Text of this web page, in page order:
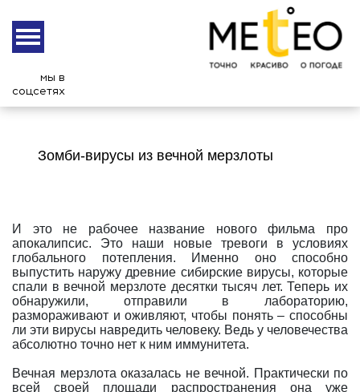
мы в
соцсетях
Зомби-вирусы из вечной мерзлоты
И это не рабочее название нового фильма про
апокалипсис. Это наши новые тревоги в условиях
глобального потепления. Именно оно способно
выпустить наружу древние сибирские вирусы, которые
спали в вечной мерзлоте десятки тысяч лет. Теперь их
обнаружили, отправили в лабораторию,
размораживают и оживляют, чтобы понять – способны
ли эти вирусы навредить человеку. Ведь у человечества
абсолютно точно нет к ним иммунитета.
Вечная мерзлота оказалась не вечной. Практически по
всей своей площади распространения она уже